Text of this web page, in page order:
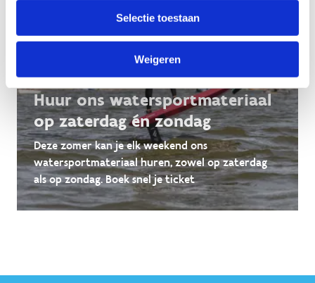
Selectie toestaan
Weigeren
Huur ons watersportmateriaal
op zaterdag én zondag
Deze zomer kan je elk weekend ons
watersportmateriaal huren, zowel op zaterdag
als op zondag. Boek snel je ticket